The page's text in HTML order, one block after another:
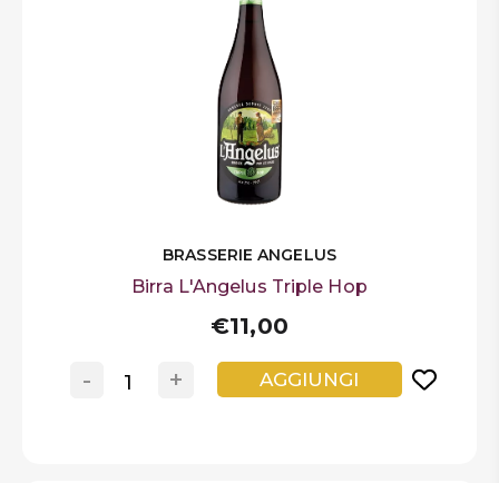
BRASSERIE ANGELUS
Birra L'Angelus Triple Hop
€11,00
+
- AGGIUNGI